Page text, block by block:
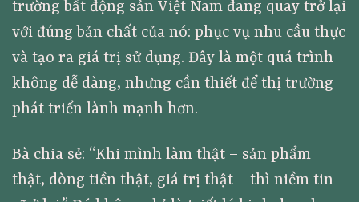
trường bất động sản Việt Nam đang quay trở lại
với đúng bản chất của nó: phục vụ nhu cầu thực
và tạo ra giá trị sử dụng. Đây là một quá trình
không dễ dàng, nhưng cần thiết để thị trường
phát triển lành mạnh hơn.
Bà chia sẻ: “Khi mình làm thật – sản phẩm thật, dòng tiền thật, giá trị thật – thì niềm tin sẽ ở lại.” Đó không chỉ là triết lý kinh doanh, mà còn là thông điệp dành cho cả thị trường: trong một thế giới nhiều biến động, những giá trị bền vững luôn là nền tảng vững chắc nhất. Chân dung vị Chủ tịch Bùi Tùng Vi không chỉ là câu chuyện về một nữ doanh nhân thành công, mà còn là hình ảnh của một thế hệ lãnh đạo mới – dám đi con đường khó, dám kiên định với giá trị thật và dám đặt nền móng cho sự phát triển